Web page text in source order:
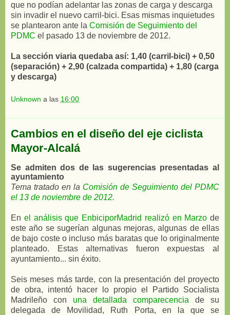
que no podían adelantar las zonas de carga y descarga
sin invadir el nuevo carril-bici. Esas mismas inquietudes
se plantearon ante la Comisión de Seguimiento del
PDMC el pasado 13 de noviembre de 2012.
La sección viaria quedaba así: 1,40 (carril-bici) + 0,50
(separación) + 2,90 (calzada compartida) + 1,80 (carga
y descarga)
Unknown a las 16:00
Cambios en el diseño del eje ciclista
Mayor-Alcalá
Se admiten dos de las sugerencias presentadas al
ayuntamiento
Tema tratado en la Comisión de Seguimiento del PDMC
el 13 de noviembre de 2012.
En el análisis que EnbiciporMadrid realizó en Marzo de
este año se sugerían algunas mejoras, algunas de ellas
de bajo coste o incluso más baratas que lo originalmente
planteado. Estas alternativas fueron expuestas al
ayuntamiento... sin éxito.
Seis meses más tarde, con la presentación del proyecto
de obra, intentó hacer lo propio el Partido Socialista
Madrileño con una detallada comparecencia de su
delegada de Movilidad, Ruth Porta, en la que se